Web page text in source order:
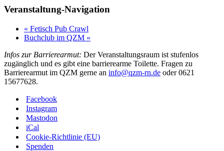
Veranstaltung-Navigation
« Fetisch Pub Crawl
Buchclub im QZM »
Infos zur Barrierearmut: Der Veranstaltungsraum ist stufenlos
zugänglich und es gibt eine barrierearme Toilette. Fragen zu
Barrierearmut im QZM gerne an info@qzm-rn.de oder 0621
15677628.
Facebook
Instagram
Mastodon
iCal
Cookie-Richtlinie (EU)
Spenden